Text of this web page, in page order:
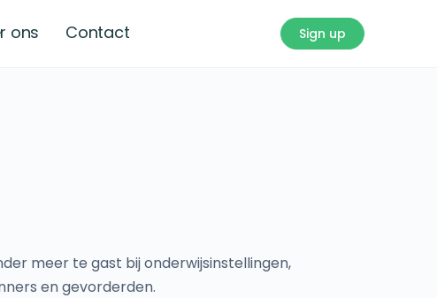
ons Contact Sign up
meer te gast bij onderwijsinstellingen,
en gevorderden.